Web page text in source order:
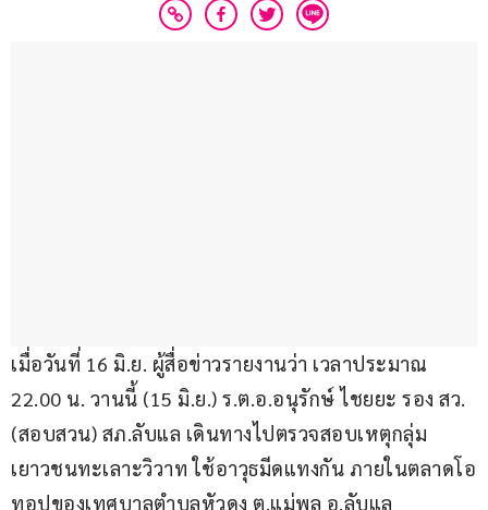
เมื่อวันที่ 16 มิ.ย. ผู้สื่อข่าวรายงานว่า เวลาประมาณ
22.00 น. วานนี้ (15 มิ.ย.) ร.ต.อ.อนุรักษ์ ไชยยะ รอง สว.
(สอบสวน) สภ.ลับแล เดินทางไปตรวจสอบเหตุกลุ่ม
เยาวชนทะเลาะวิวาท ใช้อาวุธมีดแทงกัน ภายในตลาดโอ
ทอปของเทศบาลตำบลหัวดง ต.แม่พูล อ.ลับแล